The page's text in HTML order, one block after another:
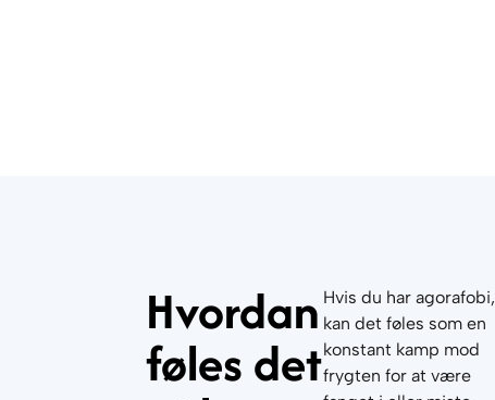
Hvordan
føles det
Hvis du har agorafobi,
kan det føles som en
konstant kamp mod
frygten for at være